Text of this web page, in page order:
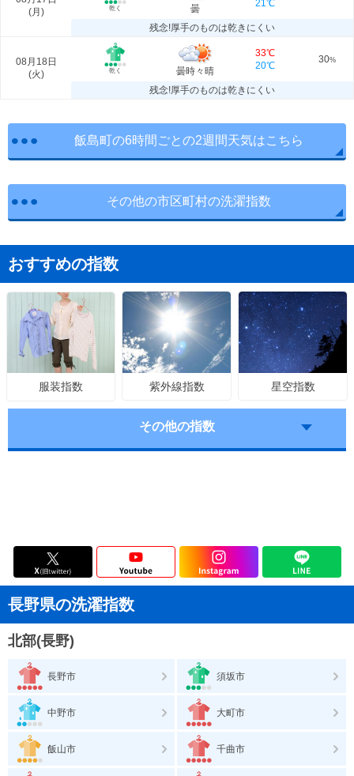
(月 ) 乾く 曇
21℃
残念!厚手のものは乾きにくい
08月18日
(火) 乾く 曇時々晴
33℃
20℃
30%
残念!厚手のものは乾きにくい
飯島町の6時間ごとの2週間天気はこちら
その他の市区町村の洗濯指数
おすすめの指数
服装指数 紫外線指数 星空指数
その他の指数
長野県の洗濯指数
北部(長野)
長野市 須坂市
中野市 大町市
飯山市 千曲市